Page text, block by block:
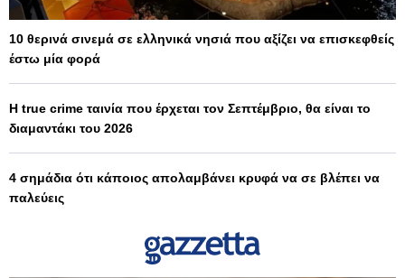
10 θερινά σινεμά σε ελληνικά νησιά που αξίζει να επισκεφθείς
έστω μία φορά
Η true crime ταινία που έρχεται τον Σεπτέμβριο, θα είναι το
διαμαντάκι του 2026
4 σημάδια ότι κάποιος απολαμβάνει κρυφά να σε βλέπει να
παλεύεις